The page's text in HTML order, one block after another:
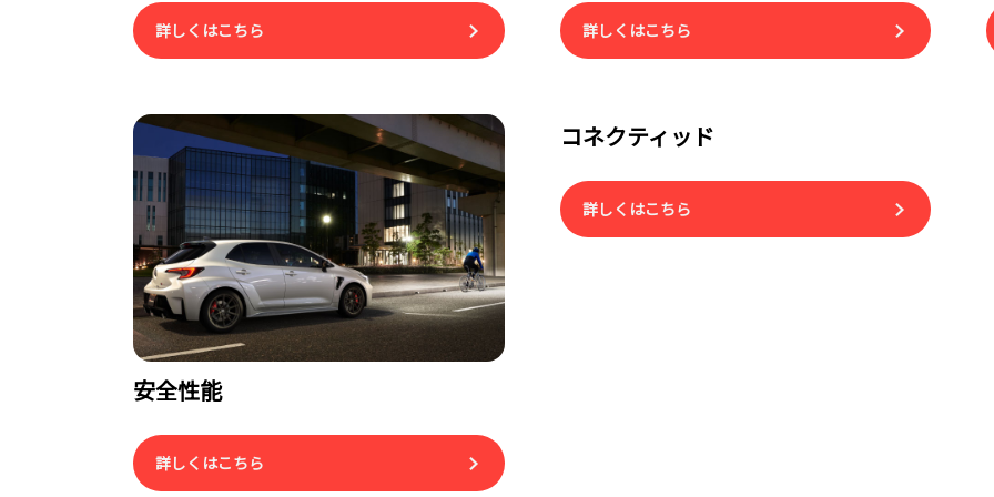
詳しくはこちら 詳しくはこちら
安全性能
詳しくはこちら
コネクティッド
詳しくはこちら